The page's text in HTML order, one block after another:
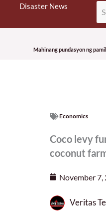
Disaster News
Mahinang pundasyon ng
Economics
Coco levy
coconut
November 7,
Veritas